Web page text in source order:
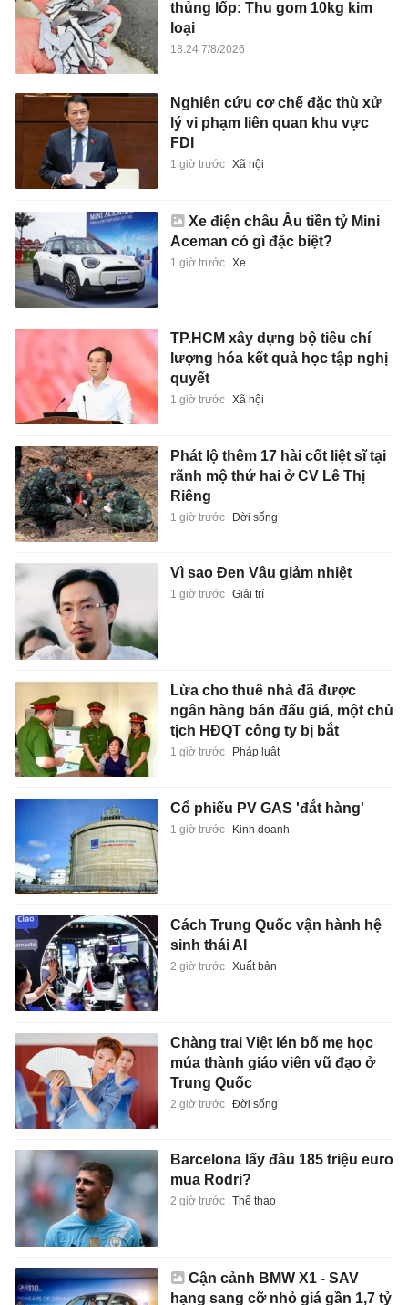
thủng lốp: Thu gom 10kg kim
loại
18:24 7/8/2026
Nghiên cứu cơ chế đặc thù xử
lý vi phạm liên quan khu vực
FDI
1 giờ trước Xã hội
Xe điện châu Âu tiền tỷ Mini
Aceman có gì đặc biệt?
1 giờ trước Xe
TP.HCM xây dựng bộ tiêu chí
lượng hóa kết quả học tập nghị
quyết
1 giờ trước Xã hội
Phát lộ thêm 17 hài cốt liệt sĩ tại
rãnh mộ thứ hai ở CV Lê Thị
Riêng
1 giờ trước Đời sống
Vì sao Đen Vâu giảm nhiệt
1 giờ trước Giải trí
Lừa cho thuê nhà đã được
ngân hàng bán đấu giá, một chủ
tịch HĐQT công ty bị bắt
1 giờ trước Pháp luật
Cổ phiếu PV GAS 'đắt hàng'
1 giờ trước Kinh doanh
Cách Trung Quốc vận hành hệ
sinh thái AI
2 giờ trước Xuất bản
Chàng trai Việt lén bố mẹ học
múa thành giáo viên vũ đạo ở
Trung Quốc
2 giờ trước Đời sống
Barcelona lấy đâu 185 triệu euro
mua Rodri?
2 giờ trước Thể thao
Cận cảnh BMW X1 - SAV
hạng sang cỡ nhỏ giá gần 1,7 tỷ